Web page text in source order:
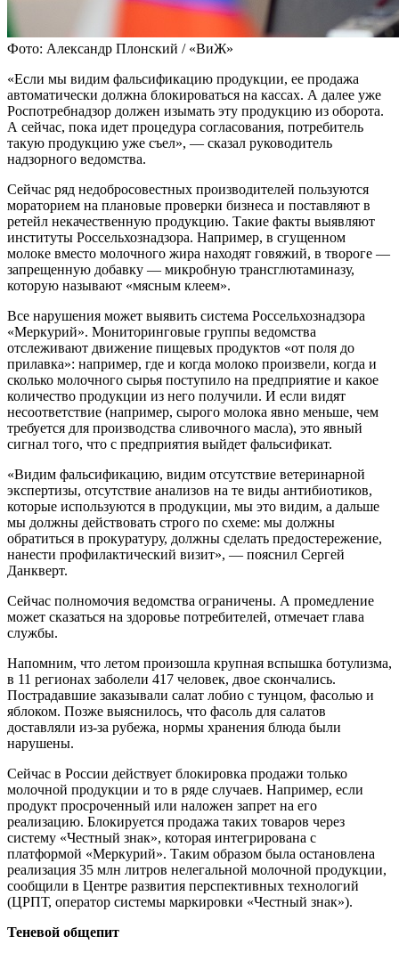
Фото: Александр Плонский / «ВиЖ»
«Если мы видим фальсификацию продукции, ее продажа
автоматически должна блокироваться на кассах. А далее уже
Роспотребнадзор должен изымать эту продукцию из оборота.
А сейчас, пока идет процедура согласования, потребитель
такую продукцию уже съел», — сказал руководитель
надзорного ведомства.
Сейчас ряд недобросовестных производителей пользуются
мораторием на плановые проверки бизнеса и поставляют в
ретейл некачественную продукцию. Такие факты выявляют
институты Россельхознадзора. Например, в сгущенном
молоке вместо молочного жира находят говяжий, в твороге —
запрещенную добавку — микробную трансглютаминазу,
которую называют «мясным клеем».
Все нарушения может выявить система Россельхознадзора
«Меркурий». Мониторинговые группы ведомства
отслеживают движение пищевых продуктов «от поля до
прилавка»: например, где и когда молоко произвели, когда и
сколько молочного сырья поступило на предприятие и какое
количество продукции из него получили. И если видят
несоответствие (например, сырого молока явно меньше, чем
требуется для производства сливочного масла), это явный
сигнал того, что с предприятия выйдет фальсификат.
«Видим фальсификацию, видим отсутствие ветеринарной
экспертизы, отсутствие анализов на те виды антибиотиков,
которые используются в продукции, мы это видим, а дальше
мы должны действовать строго по схеме: мы должны
обратиться в прокуратуру, должны сделать предостережение,
нанести профилактический визит», — пояснил Сергей
Данкверт.
Сейчас полномочия ведомства ограничены. А промедление
может сказаться на здоровье потребителей, отмечает глава
службы.
Напомним, что летом произошла крупная вспышка ботулизма,
в 11 регионах заболели 417 человек, двое скончались.
Пострадавшие заказывали салат лобио с тунцом, фасолью и
яблоком. Позже выяснилось, что фасоль для салатов
доставляли из-за рубежа, нормы хранения блюда были
нарушены.
Сейчас в России действует блокировка продажи только
молочной продукции и то в ряде случаев. Например, если
продукт просроченный или наложен запрет на его
реализацию. Блокируется продажа таких товаров через
систему «Честный знак», которая интегрирована с
платформой «Меркурий». Таким образом была остановлена
реализация 35 млн литров нелегальной молочной продукции,
сообщили в Центре развития перспективных технологий
(ЦРПТ, оператор системы маркировки «Честный знак»).
Теневой общепит